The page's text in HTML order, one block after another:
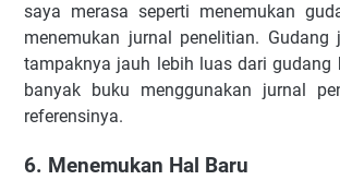
saya merasa seperti menemukan
menemukan jurnal penelitian. Gudang
tampaknya jauh lebih luas dari gudang
banyak buku menggunakan jurnal
referensinya.
6. Menemukan Hal Baru